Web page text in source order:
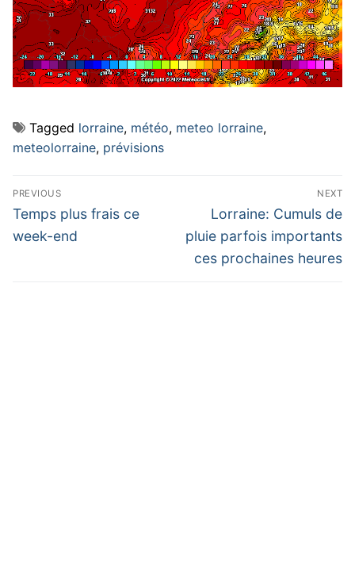
Tagged lorraine, météo, meteo lorraine,
meteolorraine, prévisions
Navigation
de
l’article
PREVIOUS
Previous
post:
Temps plus frais ce
week-end
NEXT
Next
post:
Lorraine: Cumuls de
pluie parfois importants
ces prochaines heures